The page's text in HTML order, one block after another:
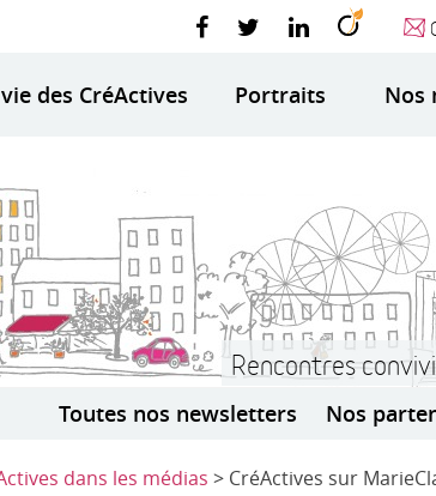
des CréActives Portraits Nos
Rencontres
Toutes nos newsletters Nos
dans les médias > CréActives sur